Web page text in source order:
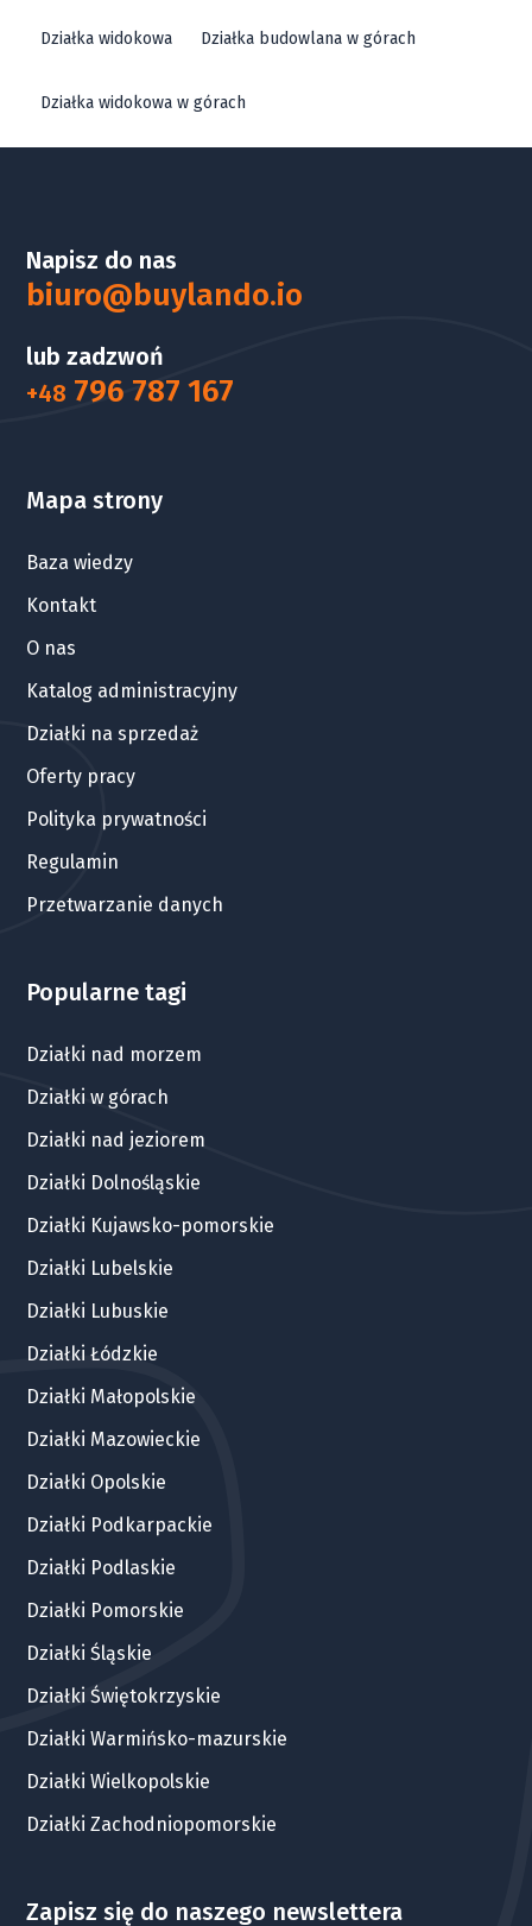
Działka widokowa Działka budowlana w górach
Działka widokowa w górach
Napisz do nas
biuro@buylando.io
lub zadzwoń
+48 796 787 167
Mapa strony
Baza wiedzy
Kontakt
O nas
Katalog administracyjny
Działki na sprzedaż
Oferty pracy
Polityka prywatności
Regulamin
Przetwarzanie danych
Popularne tagi
Działki nad morzem
Działki w górach
Działki nad jeziorem
Działki Dolnośląskie
Działki Kujawsko-pomorskie
Działki Lubelskie
Działki Lubuskie
Działki Łódzkie
Działki Małopolskie
Działki Mazowieckie
Działki Opolskie
Działki Podkarpackie
Działki Podlaskie
Działki Pomorskie
Działki Śląskie
Działki Świętokrzyskie
Działki Warmińsko-mazurskie
Działki Wielkopolskie
Działki Zachodniopomorskie
Zapisz się do naszego newslettera